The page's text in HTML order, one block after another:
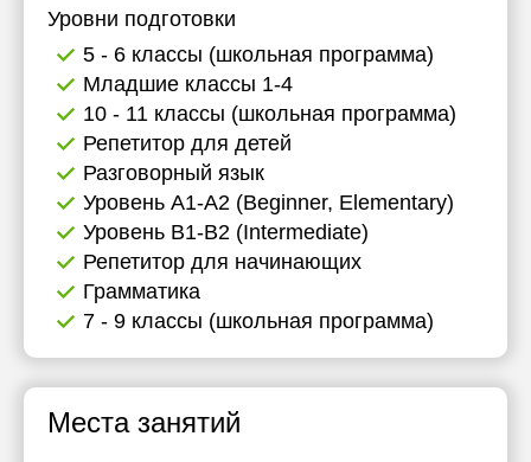
Уровни подготовки
5 - 6 классы (школьная программа)
Младшие классы 1-4
10 - 11 классы (школьная программа)
Репетитор для детей
Разговорный язык
Уровень А1-А2 (Beginner, Elementary)
Уровень B1-B2 (Intermediate)
Репетитор для начинающих
Грамматика
7 - 9 классы (школьная программа)
Места занятий